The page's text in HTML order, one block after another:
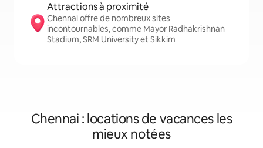
Attractions à proximité
Chennai offre de nombreux sites
incontournables, comme Mayor Radhakrishnan
Stadium, SRM University et Sikkim
Chennai : locations de vacances les
mieux notées